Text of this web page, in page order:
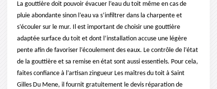
La gouttière doit pouvoir évacuer l’eau du toit même en cas de
pluie abondante sinon l’eau va s’infiltrer dans la charpente et
s’écouler sur le mur. Il est important de choisir une gouttière
adaptée surface du toit et dont l’installation accuse une légère
pente afin de favoriser l’écoulement des eaux. Le contrôle de l’état
de la gouttière et sa remise en état sont aussi essentiels. Pour cela,
faites confiance à l’artisan zingueur Les maîtres du toit à Saint
Gilles Du Mene, il fournit gratuitement le devis réparation de